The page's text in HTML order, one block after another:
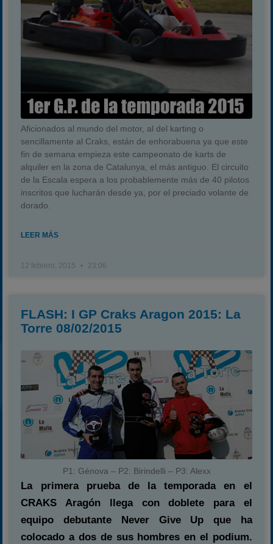
Aficionados al mundo del motor, al del karting o
sencillamente al Craks, están de enhorabuena ya que este
fin de semana empieza este campeonato de karts de
alquiler en la zona de Catalunya, el más antiguo. El circuito
de la Escala espera a los probablemente más de 40 pilotos
inscritos que lucharán desde ya, por el preciado volante de
dorado.
LEER MÁS
12 febrero, 2015 23:06
FLASH: I GP Craks Aragon 2015: La
Torre 08/02/2015
P1: Génova – P2: Birindelli – P3: Alexx
La primera prueba de la temporada en el
CRAKS Aragón llega con doblete para el
equipo debutante Never Give Up que ha
colocado a dos de sus hombres en el podium.